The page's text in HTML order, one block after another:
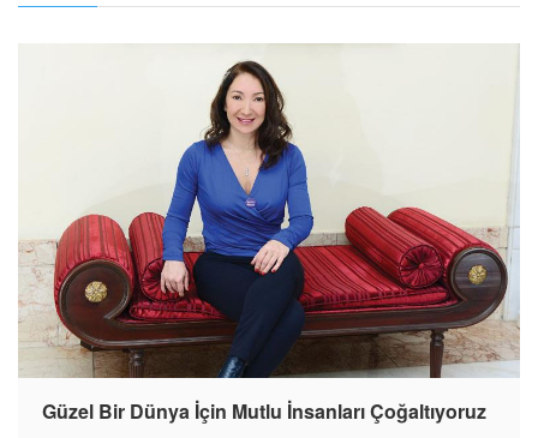
Güzel Bir Dünya İçin Mutlu İnsanları Çoğaltıyoruz